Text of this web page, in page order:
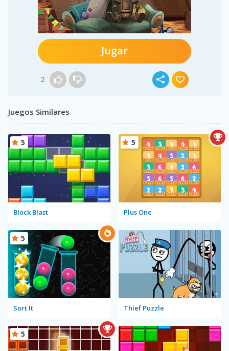
Jugar
2
Juegos Similares
Block Blast
5
Plus One
5
Sort It
5
Thief Puzzle
5